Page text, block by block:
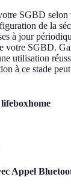
SGBD selon
de la
à jour
votre SGBD.
utilisation
à ce stade
Appel